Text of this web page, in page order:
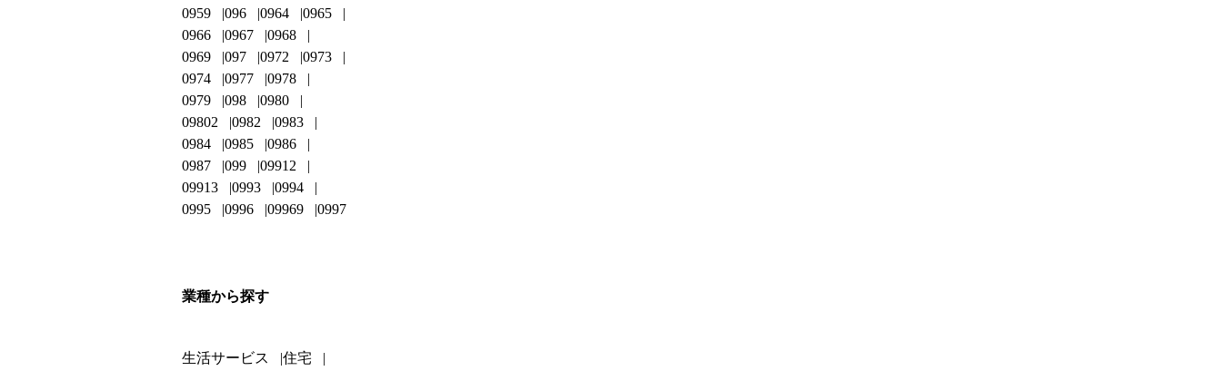
0959
096 0964
0965
0966
0967
0968
0969
097 0972
0973
0974
0977
0978
0979
098
0980
09802
0982
0983
0984
0985
0986
0987
099
09912
09913
0993
0994
0995
0996 09969 0997
業種から探す
生活サービス 住宅